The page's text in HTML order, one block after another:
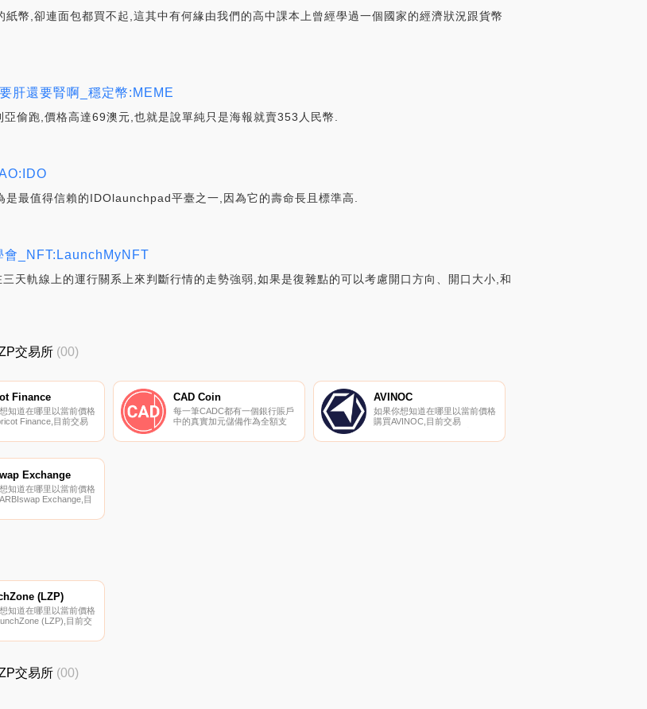
幣,卻連面包都買不起,這其中有何緣由我們的高中課本上曾經學過一個國家的經濟狀況跟貨幣
肝還要腎啊_穩定幣:MEME
偷跑,價格高達69澳元,也就是說單純只是海報就賣353人民幣.
最值得信賴的IDOlaunchpad平臺之一,因為它的壽命長且標準高.
會_NFT:LaunchMyNFT
天軌線上的運行關系上來判斷行情的走勢強弱,如果是復雜點的可以考慮開口方向、開口大小,和
交易所 (00)
Finance
知道在哪里以當前價格
Finance,目前交易
易所是HotAPTt、
。Apricot是支持跨邊際
農業的下一代貸款協
CAD Coin
每一筆CADC都有一個銀行賬戶
中的真實加元儲備作為全額支
CADC智能合約代碼是從
AVINOC
如果你想知道在哪里以當前價格
購買AVINOC,目前交易
交易所是CoinTiger、BKEX和
Exchange
知道在哪里以當前價格
Exchange,目
級加密貨幣交易所是
(LZP)
知道在哪里以當前價格
(LZP),目前交
幣交易所是
所頁面上找到其他列
是一種通貨膨脹的象征,
交易所 (00)